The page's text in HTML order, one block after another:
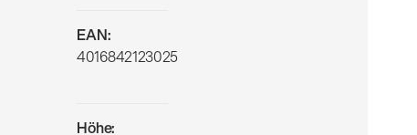
EAN:
4016842123025
Höhe: